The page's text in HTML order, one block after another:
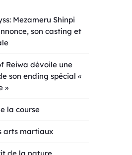
Mezameru Shinpi
son casting et
Reiwa dévoile une
son ending spécial «
»
la course
arts martiaux
de la nature